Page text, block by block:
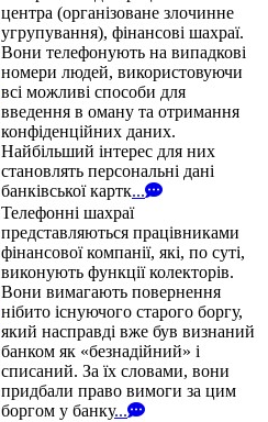
центра (організоване злочинне
угрупування), фінансові шахраї.
Вони телефонують на випадкові
номери людей, використовуючи
всі можливі способи для
введення в оману та отримання
конфіденційних даних.
Найбільший інтерес для них
становлять персональні дані
банківської картк...
Телефонні шахраї
представляються працівниками
фінансової компанії, які, по суті,
виконують функції колекторів.
Вони вимагають повернення
нібито існуючого старого боргу,
який насправді вже був визнаний
банком як «безнадійний» і
списаний. За їх словами, вони
придбали право вимоги за цим
боргом у банку...